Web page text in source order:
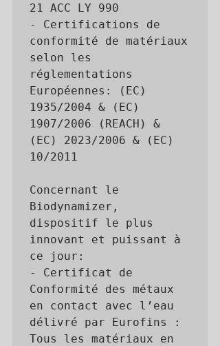
21 ACC LY 990
- Certifications de
conformité de matériaux
selon les
réglementations
Européennes: (EC)
1935/2004 & (EC)
1907/2006 (REACH) &
(EC) 2023/2006 & (EC)
10/2011
Concernant le
Biodynamizer,
dispositif le plus
innovant et puissant à
ce jour:
- Certificat de
Conformité des métaux
en contact avec l’eau
délivré par Eurofins :
Tous les matériaux en